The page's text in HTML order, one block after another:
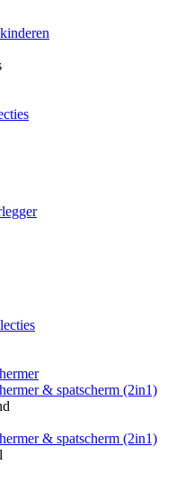
& spatscherm (2in1)
& spatscherm (2in1)